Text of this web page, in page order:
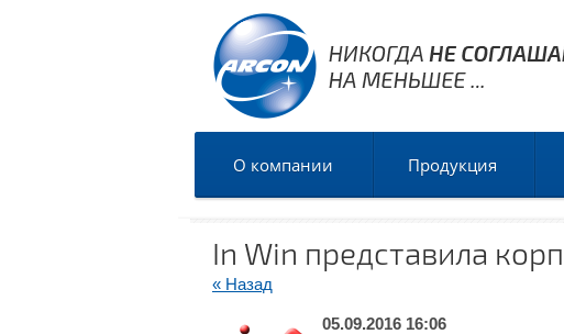
О компании Продукция
In Win представила
« Назад
05.09.2016 16:06